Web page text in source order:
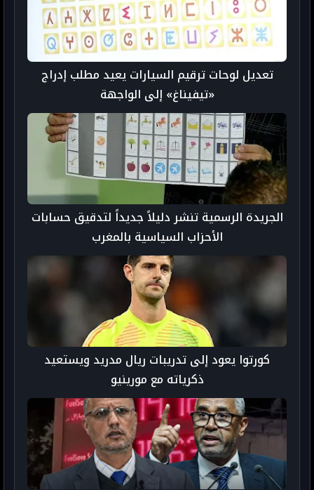
تعديل لوحات ترقيم السيارات يعيد مطلب إدراج
«تيفيناغ» إلى الواجهة
الجريدة الرسمية تنشر دليلاً جديداً لتدقيق حسابات
الأحزاب السياسية بالمغرب
كورتوا يعود إلى تدريبات ريال مدريد ويستعيد
ذكرياته مع مورينيو